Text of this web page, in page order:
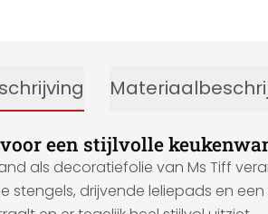
een stijlvolle
als decoratiefolie van Ms Tiff
stengels, drijvende leliepads en